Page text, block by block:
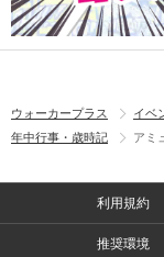
ウォーカープラス イベ
年中行事・歳時記
アミ
利用規約
推奨環境